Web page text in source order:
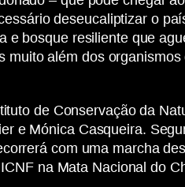
deseucaliptizar o
bosque resiliente que
além dos
de Conservação da
e Mónica Casqueira.
com uma marcha
na Mata Nacional do